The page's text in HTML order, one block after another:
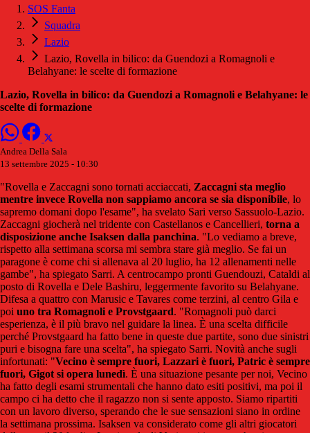
SOS Fanta
Squadra
Lazio
Lazio, Rovella in bilico: da Guendozi a Romagnoli e
Belahyane: le scelte di formazione
Lazio, Rovella in bilico: da Guendozi a Romagnoli e Belahyane: le
scelte di formazione
Andrea Della Sala
13 settembre 2025 - 10:30
"Rovella e Zaccagni sono tornati acciaccati, Zaccagni sta meglio
mentre invece Rovella non sappiamo ancora se sia disponibile, lo
sapremo domani dopo l'esame", ha svelato Sari verso Sassuolo-Lazio.
Zaccagni giocherà nel tridente con Castellanos e Cancellieri, torna a
disposizione anche Isaksen dalla panchina. "Lo vediamo a breve,
rispetto alla settimana scorsa mi sembra stare già meglio. Se fai un
paragone è come chi si allenava al 20 luglio, ha 12 allenamenti nelle
gambe", ha spiegato Sarri. A centrocampo pronti Guendouzi, Cataldi al
posto di Rovella e Dele Bashiru, leggermente favorito su Belahyane.
Difesa a quattro con Marusic e Tavares come terzini, al centro Gila e
poi uno tra Romagnoli e Provstgaard. "Romagnoli può darci
esperienza, è il più bravo nel guidare la linea. È una scelta difficile
perché Provstgaard ha fatto bene in queste due partite, sono due sinistri
puri e bisogna fare una scelta", ha spiegato Sarri. Novità anche sugli
infortunati: "Vecino è sempre fuori, Lazzari è fuori, Patric è sempre
fuori, Gigot si opera lunedì. È una situazione pesante per noi, Vecino
ha fatto degli esami strumentali che hanno dato esiti positivi, ma poi il
campo ci ha detto che il ragazzo non si sente apposto. Siamo ripartiti
con un lavoro diverso, sperando che le sue sensazioni siano in ordine
la settimana prossima. Isaksen va considerato come gli altri giocatori